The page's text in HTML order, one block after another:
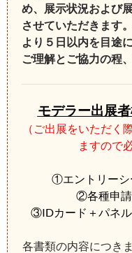
め、展示状況および
させていただきます
より５日以内を目途
ご理解とご協力の程
モデラー出展
（ご出展をいただく
ますので
①エントリーシ
②各種申
③IDカード＋パネ
各書類の内容につき